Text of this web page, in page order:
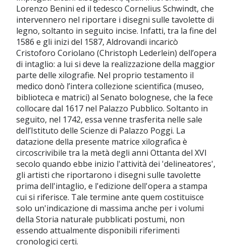
Lorenzo Benini ed il tedesco Cornelius Schwindt, che
intervennero nel riportare i disegni sulle tavolette di
legno, soltanto in seguito incise. Infatti, tra la fine del
1586 e gli inizi del 1587, Aldrovandi incaricò
Cristoforo Coriolano (Christoph Lederlein) dell’opera
di intaglio: a lui si deve la realizzazione della maggior
parte delle xilografie. Nel proprio testamento il
medico donò l’intera collezione scientifica (museo,
biblioteca e matrici) al Senato bolognese, che la fece
collocare dal 1617 nel Palazzo Pubblico. Soltanto in
seguito, nel 1742, essa venne trasferita nelle sale
dell’Istituto delle Scienze di Palazzo Poggi. La
datazione della presente matrice xilografica è
circoscrivibile tra la metà degli anni Ottanta del XVI
secolo quando ebbe inizio l'attività dei 'delineatores',
gli artisti che riportarono i disegni sulle tavolette
prima dell'intaglio, e l'edizione dell'opera a stampa
cui si riferisce. Tale termine ante quem costituisce
solo un'indicazione di massima anche per i volumi
della Storia naturale pubblicati postumi, non
essendo attualmente disponibili riferimenti
cronologici certi.